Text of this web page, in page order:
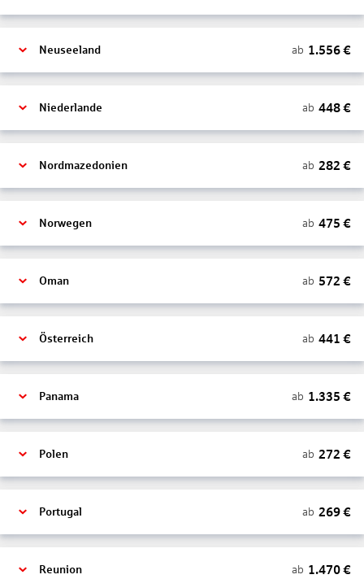
Neuseeland ab 1.556€
Niederlande ab 448€
Nordmazedonien ab 282 €
Norwegen ab 475 €
Oman ab 572 €
Österreich ab 441 €
Panama ab 1.335 €
Polen ab 272 €
Portugal ab 269€
Reunion ab 1.470€